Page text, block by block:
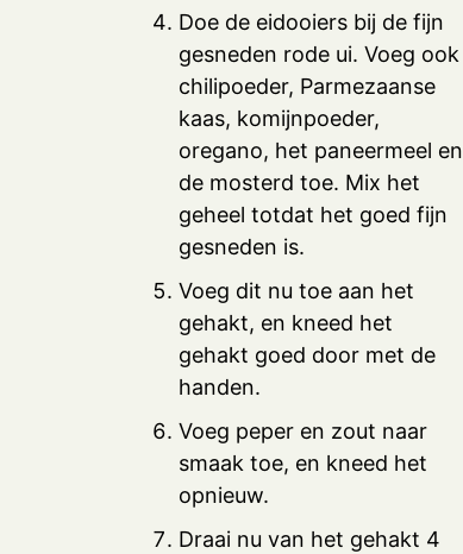
Doe de eidooiers bij de fijn
gesneden rode ui. Voeg ook
chilipoeder, Parmezaanse
kaas, komijnpoeder,
oregano, het paneermeel en
de mosterd toe. Mix het
geheel totdat het goed fijn
gesneden is.
Voeg dit nu toe aan het
gehakt, en kneed het
gehakt goed door met de
handen.
Voeg peper en zout naar
smaak toe, en kneed het
opnieuw.
Draai nu van het gehakt 4